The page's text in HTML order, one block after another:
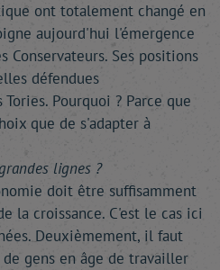
ont totalement changé en
aujourd'hui l'émergence
Conservateurs. Ses positions
défendues
Pourquoi ? Parce que
que de s'adapter à
lignes ?
doit être suffisamment
la croissance. C'est le cas ici
Deuxièmement, il faut
gens en âge de travailler